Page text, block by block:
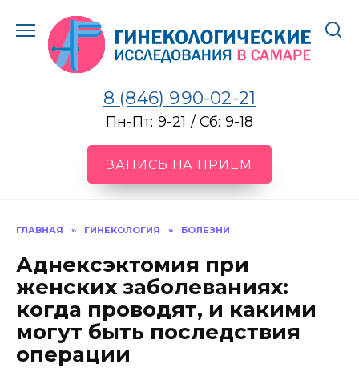
содержанию
8 (846) 990-02-21
Пн-Пт: 9-21 / Сб: 9-18
ЗАПИСЬ НА ПРИЕМ
ГЛАВНАЯ » ГИНЕКОЛОГИЯ » БОЛЕЗНИ
Аднексэктомия при
женских заболеваниях:
когда проводят, и какими
могут быть последствия
операции